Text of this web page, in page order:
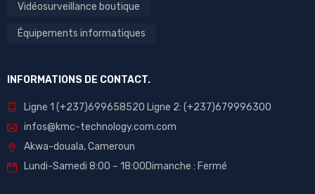
Vidéosurveillance boutique
Équipements informatiques
INFORMATIONS DE CONTACT.
Ligne 1 (+237)699658520 Ligne 2: (+237)679996300
infos@kmc-technology.com.com
Akwa-douala, Cameroun
Lundi-Samedi 8:00 – 18:00Dimanche : Fermé